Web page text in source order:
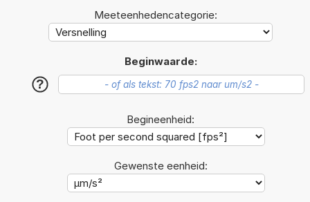
Meeteenhedencategorie:
Beginwaarde:
?
Begineenheid:
Gewenste eenheid: